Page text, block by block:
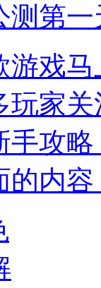
测第
游戏
玩家
手攻
的内